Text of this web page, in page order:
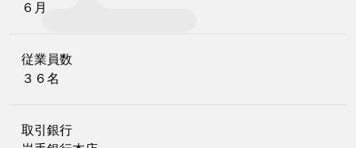
６月
従業員数
３６名
取引銀行